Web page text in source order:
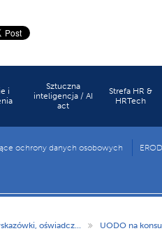
i
Sztuczna
inteligencja / AI
act
Strefa HR &
HRTech
ochrony danych osobowych
oświadcz... UODO na